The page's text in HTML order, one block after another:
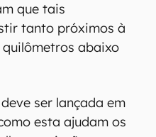
que tais
tanto próximos à
abaixo
deve ser lançada em
esta ajudam os